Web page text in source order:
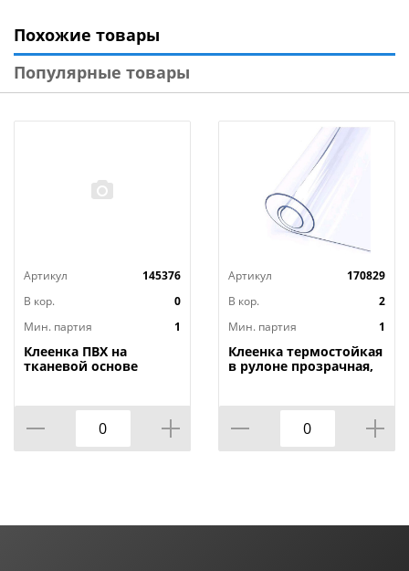
Похожие товары
Популярные товары
Артикул
145376
В кор.
0
Мин. партия
1
Клеенка ПВХ на
тканевой основе
потертости, грязные
края
Артикул
170829
В кор.
2
Мин. партия
1
Клеенка термостойкая
в рулоне прозрачная,
HOZBAT